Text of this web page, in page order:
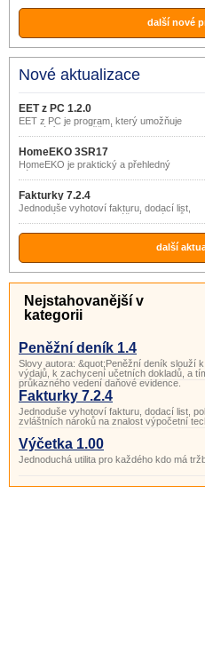
další nové
Nové aktualizace
EET z PC 1.2.0
EET z PC je program, který umožňuje
odeslání EET z běžného PC nebo
notebooku.
HomeEKO 3SR17
HomeEKO je praktický a přehledný
nástroj pro evidenci (nejen) financí
domácnosti.
Fakturky 7.2.4
Jednoduše vyhotoví fakturu, dodací list,
pokladní doklad bez zvláštních nároků
na znalost výpočetní techniky.
další
Nejstahovanější v
kategorii
Peněžní deník 1.4
Slovy autora: &quot;Peněžní deník slouží
výdajů, k zachycení učetních dokladů, a
průkazného vedení daňové evidence.
Fakturky 7.2.4
Jednoduše vyhotoví fakturu, dodací list,
zvláštních nároků na znalost výpočetní
Výčetka 1.00
Jednoduchá utilita pro každého kdo má